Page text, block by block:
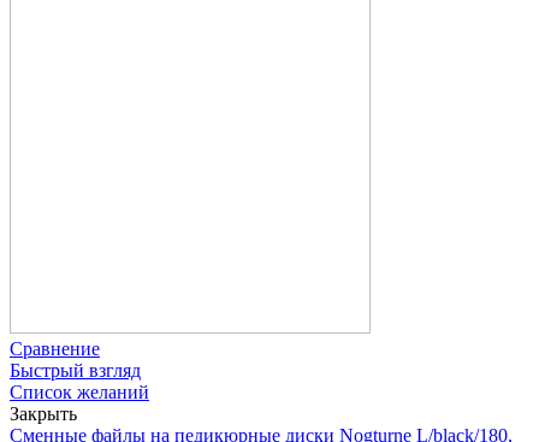
Сравнение
Быстрый взгляд
Список желаний
Закрыть
Сменные файлы на педикюрные диски Nogturne L/black/180,